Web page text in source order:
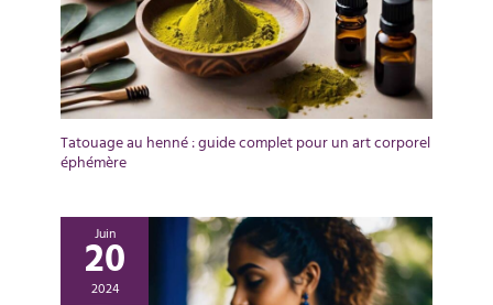
Tatouage au henné : guide complet pour un art corporel
éphémère
Juin
20
2024